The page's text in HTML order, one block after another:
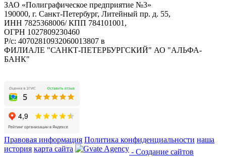
ЗАО «Полиграфическое предприятие №3»
190000, г. Санкт-Петербург, Литейный пр. д. 55,
ИНН 7825368006/ КПП 784101001,
ОГРН 1027809230460
Р/с: 40702810932060013807 в
ФИЛИАЛЕ "САНКТ-ПЕТЕРБУРГСКИЙ" АО "АЛЬФА-
БАНК"
Правовая информация Политика конфиденциальности наша
история карта сайта - Создание сайтов